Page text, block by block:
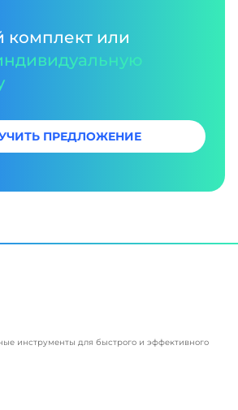
комплект или
ПРЕДЛОЖЕНИЕ
инструменты для быстрого и эффективного